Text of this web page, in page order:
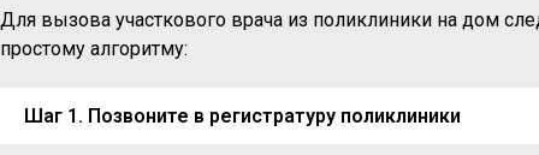
Для вызова участкового врача из поликлиники на дом
простому алгоритму:
Шаг 1. Позвоните в регистратуру поликлиники